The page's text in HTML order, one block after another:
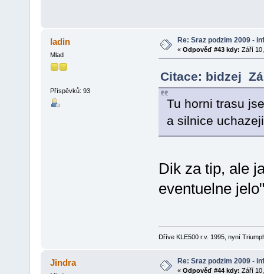
ladin
Mlad
Příspěvků: 93
Re: Sraz podzim 2009 -
« Odpověď #43 kdy: Září
Citace: bidzej
Tu horni trasu
a silnice
Dik za tip, ale
eventuelne
Dříve KLE500 r.v. 1995, nyní
Jindra Re: Sraz podzim 2009 -
« Odpověď #44 kdy: Září